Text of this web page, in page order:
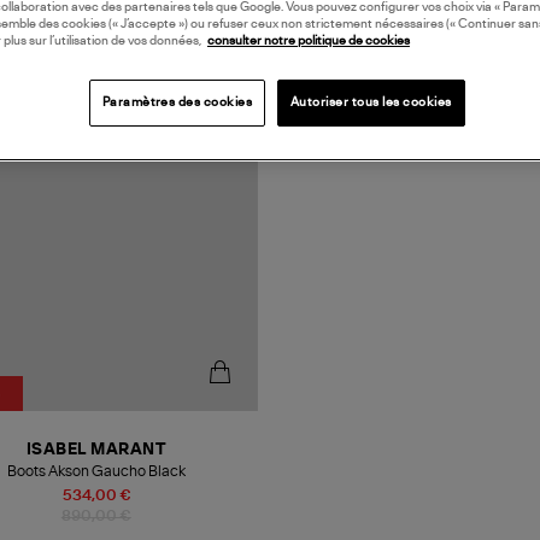
534,00 €
ISABEL MARANT
Boots Akson Gaucho Black
avec des partenaires tels que Google. Vous pouvez configurer vos choix via «
des cookies (« J’accepte ») ou refuser ceux non strictement nécessaires (« Continuer
plus sur l’utilisation de vos données, consulter notre politique de cookies
Paramètres des cookies Autoriser tous les cookies